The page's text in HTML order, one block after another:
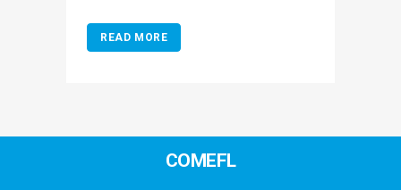
READ MORE
COMEFL